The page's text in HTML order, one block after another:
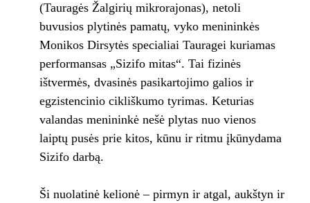
(Tauragės Žalgirių mikrorajonas), netoli
buvusios plytinės pamatų, vyko menininkės
Monikos Dirsytės specialiai Tauragei kuriamas
performansas „Sizifo mitas“. Tai fizinės
ištvermės, dvasinės pasikartojimo galios ir
egzistencinio cikliškumo tyrimas. Keturias
valandas menininkė nešė plytas nuo vienos
laiptų pusės prie kitos, kūnu ir ritmu įkūnydama
Sizifo darbą.
Ši nuolatinė kelionė – pirmyn ir atgal, aukštyn ir